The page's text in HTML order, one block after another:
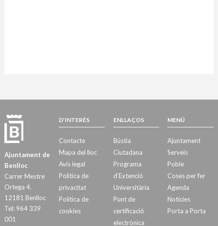
Ajuntament de
Benlloc
Carrer Mestre
Ortega 4.
12181 Benlloc
Tel: 964 339
001
D’INTERÉS
Contacte
Mapa del lloc
Avís legal
Política de
privacitat
Política de
cookies
ENLLAÇOS
Bústia
Ciutadana
Programa
d’Extenció
Universitària
Punt de
certificació
electrònica
MENÚ
Ajuntament
Serveis
Poble
Coses per fer
Agenda
Notícies
Porta a Porta